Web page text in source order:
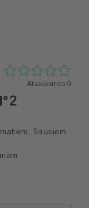
Sausiem
0
0
Atsauksmes 0